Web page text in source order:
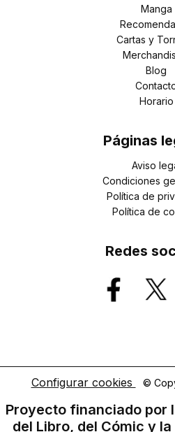
Manga
Cartas y
Blog
Horario
Páginas
Aviso
Condiciones
Política de
Política de
Redes
Configurar cookies ©
Proyecto financiado por
del Libro, del Cómic y